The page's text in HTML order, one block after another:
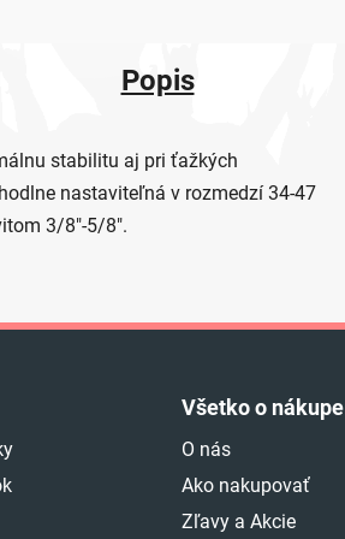
Popis
stabilitu aj pri ťažkých
nastaviteľná v rozmedzí 34-47
3/8"-5/8".
Všetko o nákupe
O nás
Ako nakupovať
Zľavy a Akcie